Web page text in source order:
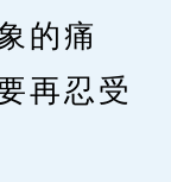
的痛
再忍受